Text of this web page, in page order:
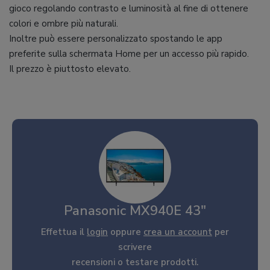
gioco regolando contrasto e luminosità al fine di ottenere
colori e ombre più naturali.
Inoltre può essere personalizzato spostando le app
preferite sulla schermata Home per un accesso più rapido.
Il prezzo è piuttosto elevato.
Panasonic MX940E 43″
Effettua il login oppure crea un account per
scrivere
recensioni o testare prodotti.